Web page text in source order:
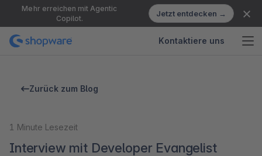
Mehr erreichen mit Agentic
Copilot.
Jetzt entdecken →
Kontaktiere uns
Zurück zum Blog
1 Minute Lesezeit
Interview mit Developer Evangelist